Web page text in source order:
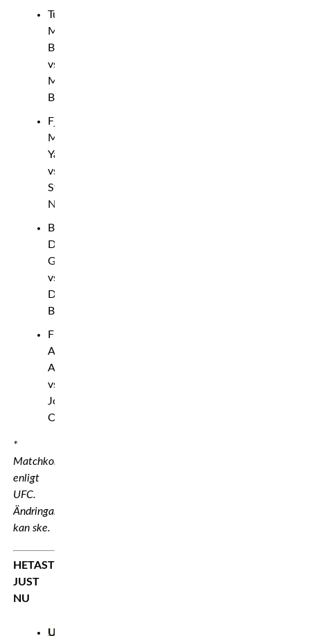
Tungvikt:
Martin
Buday
vs.
Marcus
Buchecha
Fjädervikt:
Mohammad
Yahya
vs.
Steven
Nguyen
Bantamvikt:
Davey
Grant
vs.
Da’Mon
Blackshear
Flugvikt:
Asu
Almabayev
vs.
Jose
Ochoa
*
Matchkort
enligt
UFC.
Ändringar
kan ske.
HETAST
JUST
NU
UPPDATERAD!